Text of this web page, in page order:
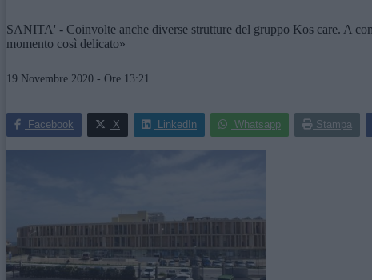
SANITA' - Coinvolte anche diverse strutture del gruppo Kos care. A
momento così delicato»
19 Novembre 2020 - Ore 13:21
Facebook X LinkedIn Whatsapp Stampa